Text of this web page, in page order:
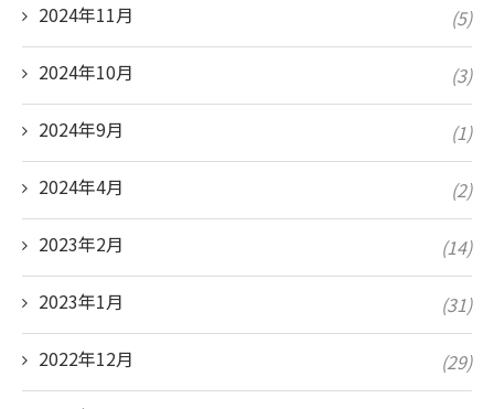
2024年11月 (5)
2024年10月 (3)
2024年9月 (1)
2024年4月 (2)
2023年2月 (14)
2023年1月 (31)
2022年12月 (29)